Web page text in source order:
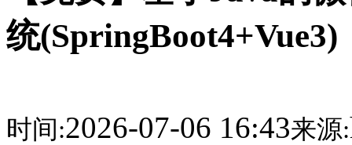
统
时间:2026-07-06 16:43来源: